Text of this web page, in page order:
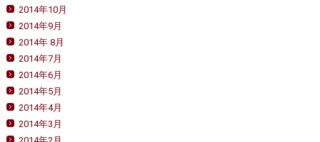
2014年10月
2014年9月
2014年 8月
2014年7月
2014年6月
2014年5月
2014年4月
2014年3月